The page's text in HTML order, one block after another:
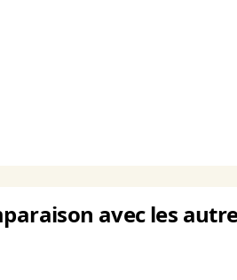
avec les